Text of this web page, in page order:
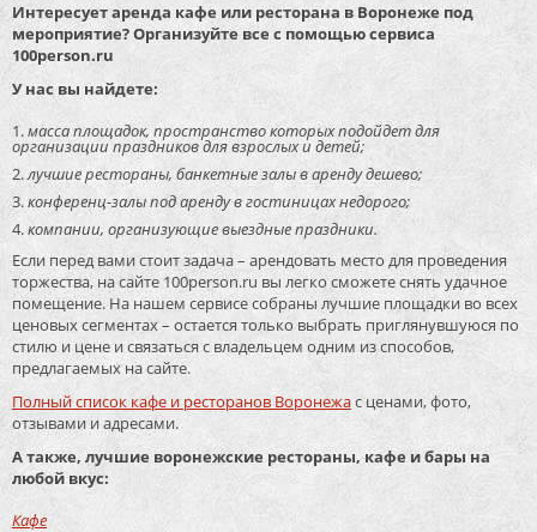
Интересует аренда кафе или ресторана в Воронеже под
мероприятие? Организуйте все с помощью сервиса
100person.ru
У нас вы найдете:
масса площадок, пространство которых подойдет для
организации праздников для взрослых и детей;
лучшие рестораны, банкетные залы в аренду дешево;
конференц-залы под аренду в гостиницах недорого;
компании, организующие выездные праздники.
Если перед вами стоит задача – арендовать место для проведения
торжества, на сайте 100person.ru вы легко сможете снять удачное
помещение. На нашем сервисе собраны лучшие площадки во всех
ценовых сегментах – остается только выбрать приглянувшуюся по
стилю и цене и связаться с владельцем одним из способов,
предлагаемых на сайте.
Полный список кафе и ресторанов Воронежас ценами, фото,
отзывами и адресами.
А также, лучшие воронежские рестораны, кафе и бары на
любой вкус:
Кафе